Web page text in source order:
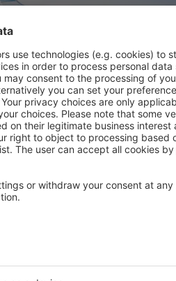
Residences
2026, 2 nopți